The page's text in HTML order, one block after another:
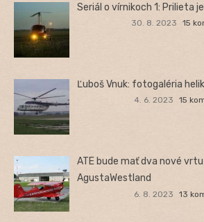
Seriál o vírnikoch 1: Prilieta
30. 8. 2023 15
Ľuboš Vnuk: fotogaléria
4. 6. 2023 15
ATE bude mať dva nové
AgustaWestland
6. 8. 2023 13